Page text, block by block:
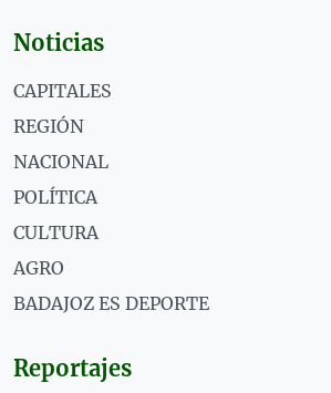
Noticias
CAPITALES
REGIÓN
NACIONAL
POLÍTICA
CULTURA
AGRO
BADAJOZ ES DEPORTE
Reportajes